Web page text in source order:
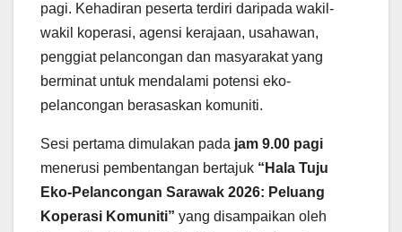
pagi. Kehadiran peserta terdiri daripada wakil-
wakil koperasi, agensi kerajaan, usahawan,
penggiat pelancongan dan masyarakat yang
berminat untuk mendalami potensi eko-
pelancongan berasaskan komuniti.
Sesi pertama dimulakan pada jam 9.00 pagi
menerusi pembentangan bertajuk “Hala Tuju
Eko-Pelancongan Sarawak 2026: Peluang
Koperasi Komuniti” yang disampaikan oleh